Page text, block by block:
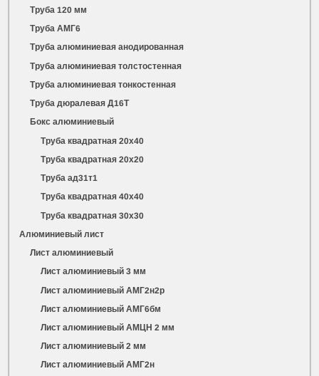
Труба 120 мм
Труба АМГ6
Труба алюминиевая анодированная
Труба алюминиевая толстостенная
Труба алюминиевая тонкостенная
Труба дюралевая Д16Т
Бокс алюминиевый
Труба квадратная 20х40
Труба квадратная 20х20
Труба ад31т1
Труба квадратная 40х40
Труба квадратная 30х30
Алюминиевый лист
Лист алюминиевый
Лист алюминиевый 3 мм
Лист алюминиевый АМГ2н2р
Лист алюминиевый АМГ6бм
Лист алюминиевый АМЦН 2 мм
Лист алюминиевый 2 мм
Лист алюминиевый АМГ2н